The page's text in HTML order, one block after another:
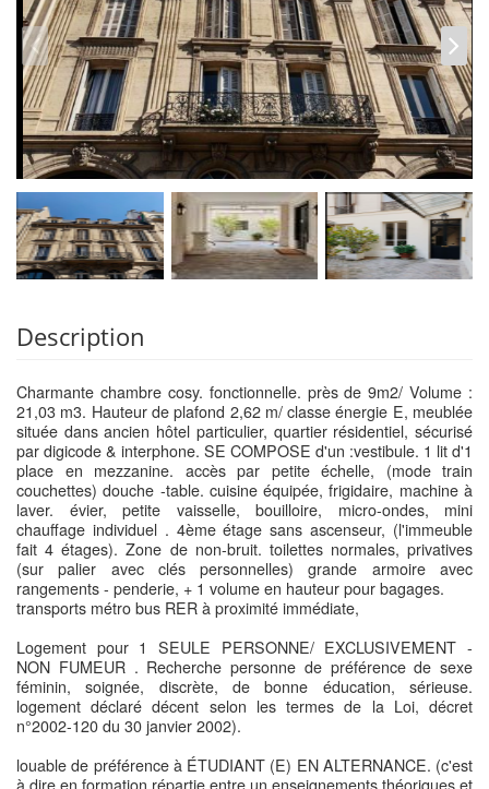
Description
Charmante chambre cosy. fonctionnelle. près de 9m2/ Volume :
21,03 m3. Hauteur de plafond 2,62 m/ classe énergie E, meublée
située dans ancien hôtel particulier, quartier résidentiel, sécurisé
par digicode & interphone. SE COMPOSE d'un :vestibule. 1 lit d'1
place en mezzanine. accès par petite échelle, (mode train
couchettes) douche -table. cuisine équipée, frigidaire, machine à
laver. évier, petite vaisselle, bouilloire, micro-ondes, mini
chauffage individuel . 4ème étage sans ascenseur, (l'immeuble
fait 4 étages). Zone de non-bruit. toilettes normales, privatives
(sur palier avec clés personnelles) grande armoire avec
rangements - penderie, + 1 volume en hauteur pour bagages.
transports métro bus RER à proximité immédiate,
Logement pour 1 SEULE PERSONNE/ EXCLUSIVEMENT -
NON FUMEUR . Recherche personne de préférence de sexe
féminin, soignée, discrète, de bonne éducation, sérieuse.
logement déclaré décent selon les termes de la Loi, décret
n°2002-120 du 30 janvier 2002).
louable de préférence à ÉTUDIANT (E) EN ALTERNANCE. (c'est
à dire en formation répartie entre un enseignements théoriques et